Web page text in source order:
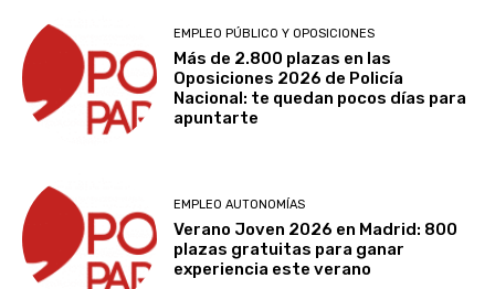
EMPLEO PÚBLICO Y OPOSICIONES
Más de 2.800 plazas en las
Oposiciones 2026 de Policía
Nacional: te quedan pocos días para
apuntarte
EMPLEO AUTONOMÍAS
Verano Joven 2026 en Madrid: 800
plazas gratuitas para ganar
experiencia este verano